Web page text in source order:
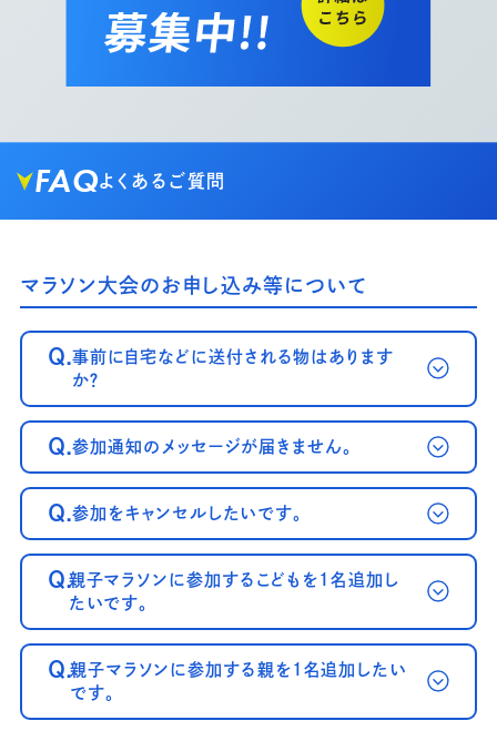
FAQよくあるご質問
マラソン大会のお申し込み等について
Q.事前に自宅などに送付される物はあります
か？
Q.参加通知のメッセージが届きません。
が届かない方へ～
Q.参加をキャンセルしたいです。
Q.親子マラソンに参加するこどもを1名追加し
たいです。
Q.親子マラソンに参加する親を1名追加したい
です。